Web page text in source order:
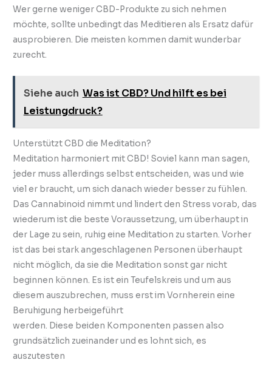
Wer gerne weniger CBD-Produkte zu sich nehmen
möchte, sollte unbedingt das Meditieren als Ersatz dafür
ausprobieren. Die meisten kommen damit wunderbar
zurecht.
Siehe auch Was ist CBD? Und hilft es bei
Leistungdruck?
Unterstützt CBD die Meditation?
Meditation harmoniert mit CBD! Soviel kann man sagen,
jeder muss allerdings selbst entscheiden, was und wie
viel er braucht, um sich danach wieder besser zu fühlen.
Das Cannabinoid nimmt und lindert den Stress vorab, das
wiederum ist die beste Voraussetzung, um überhaupt in
der Lage zu sein, ruhig eine Meditation zu starten. Vorher
ist das bei stark angeschlagenen Personen überhaupt
nicht möglich, da sie die Meditation sonst gar nicht
beginnen können. Es ist ein Teufelskreis und um aus
diesem auszubrechen, muss erst im Vornherein eine
Beruhigung herbeigeführt
werden. Diese beiden Komponenten passen also
grundsätzlich zueinander und es lohnt sich, es
auszutesten